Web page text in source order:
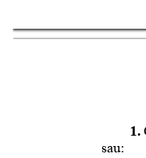
1.
sau: